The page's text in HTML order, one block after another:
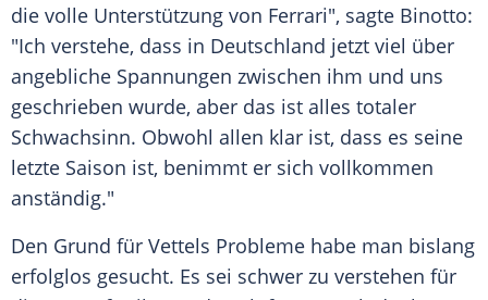
die volle Unterstützung von Ferrari", sagte Binotto:
"Ich verstehe, dass in Deutschland jetzt viel über
angebliche Spannungen zwischen ihm und uns
geschrieben wurde, aber das ist alles totaler
Schwachsinn. Obwohl allen klar ist, dass es seine
letzte Saison ist, benimmt er sich vollkommen
anständig."
Den Grund für Vettels Probleme habe man bislang
erfolglos gesucht. Es sei schwer zu verstehen für